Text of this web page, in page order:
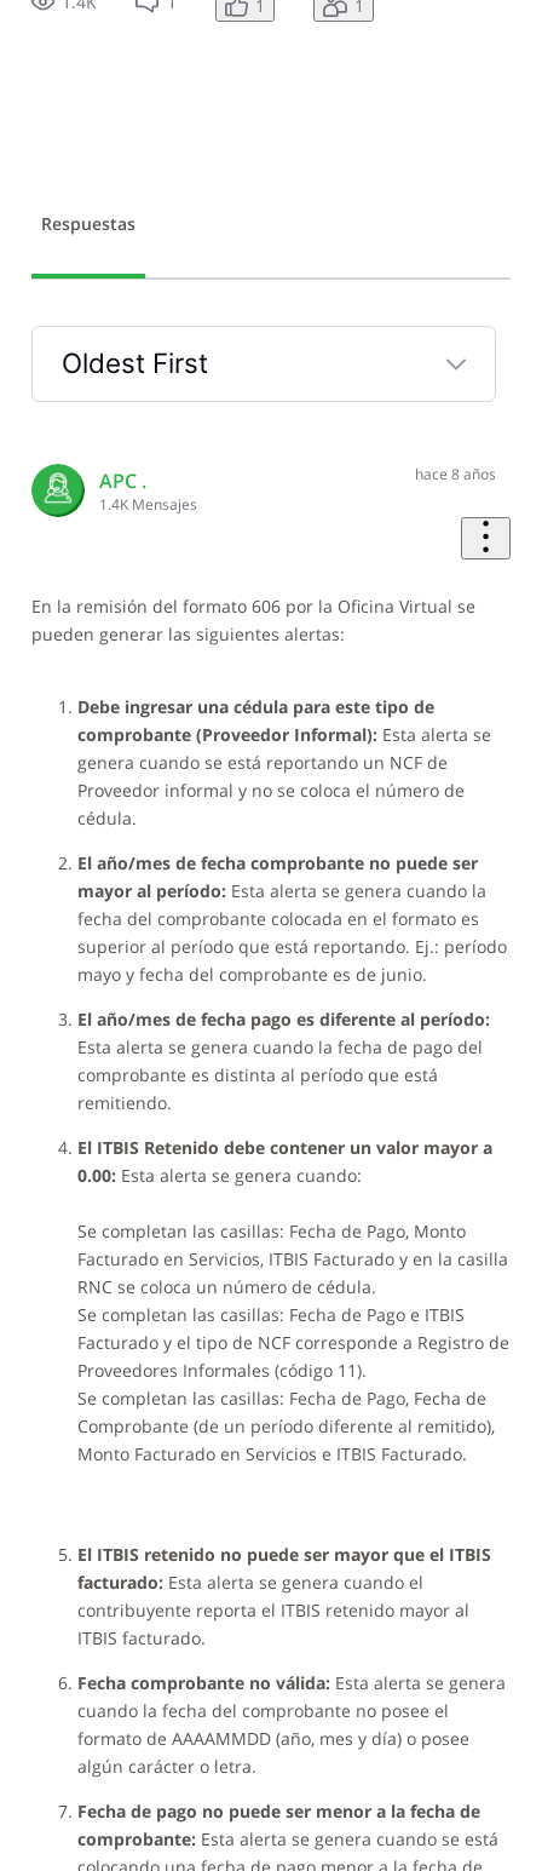
1 1
Respuestas
Oldest First
Selected
FirstAPC .
1.4K Mensajes
hace 8 años
En la remisión del formato 606 por la Oficina Virtual se
pueden generar las siguientes alertas:
Debe ingresar una cédula para este tipo de
comprobante (Proveedor Informal):Esta alerta se
genera cuando se está reportando un NCF de
Proveedor informal y no se coloca el número de
cédula.
El año/mes de fecha comprobante no puede ser
mayor al período:Esta alerta se genera cuando la
fecha del comprobante colocada en el formato es
superior al período que está reportando. Ej.: período
mayo y fecha del comprobante es de junio.
El año/mes de fecha pago es diferente al período:
Esta alerta se genera cuando la fecha de pago del
comprobante es distinta al período que está
remitiendo.
El ITBIS Retenido debe contener un valor mayor a
0.00: Esta alerta se genera cuando:
Se completan las casillas: Fecha de Pago, Monto
Facturado en Servicios, ITBIS Facturado y en la casilla
RNC se coloca un número de cédula.
Se completan las casillas: Fecha de Pago e ITBIS
Facturado y el tipo de NCF corresponde a Registro de
Proveedores Informales (código 11).
Se completan las casillas: Fecha de Pago, Fecha de
Comprobante (de un período diferente al remitido),
Monto Facturado en Servicios e ITBIS Facturado.
El ITBIS retenido no puede ser mayor que el ITBIS
facturado: Esta alerta se genera cuando el
contribuyente reporta el ITBIS retenido mayor al
ITBIS facturado.
Fecha comprobante no válida:Esta alerta se genera
cuando la fecha del comprobante no posee el
formato de AAAAMMDD (año, mes y día) o posee
algún carácter o letra.
Fecha de pago no puede ser menor a la fecha de
comprobante:Esta alerta se genera cuando se está